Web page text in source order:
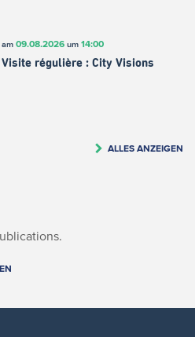
am 09.08.2026um 14:00
Visite régulière : City Visions
ALLES ANZEIGEN